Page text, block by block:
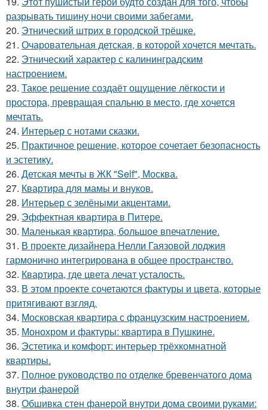
разрывать тишину ночи своими забегами.
20. Этнический штрих в городской трёшке.
21. Очаровательная детская, в которой хочется мечтать.
22. Этнический характер с калининградским
настроением.
23. Такое решение создаёт ощущение лёгкости и
простора, превращая спальню в место, где хочется
мечтать.
24. Интерьер с нотами сказки.
25. Практичное решение, которое сочетает безопасность
и эстетику.
26. Детская мечты в ЖК "Self", Москва.
27. Квартира для мамы и внуков.
28. Интерьер с зелёными акцентами.
29. Эффектная квартира в Питере.
30. Маленькая квартира, большое впечатление.
31. В проекте дизайнера Нелли Гаязовой лоджия
гармонично интегрирована в общее пространство.
32. Квартира, где цвета лечат усталость.
33. В этом проекте сочетаются фактуры и цвета, которые
притягивают взгляд.
34. Московская квартира с французским настроением.
35. Монохром и фактуры: квартира в Пушкине.
36. Эстетика и комфорт: интерьер трёхкомнатной
квартиры.
37. Полное руководство по отделке бревенчатого дома
внутри фанерой
38. Обшивка стен фанерой внутри дома своими руками: